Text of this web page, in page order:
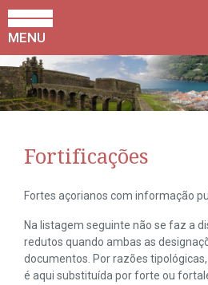
MENU
Fortificações
Fortes açorianos com informação
Na listagem seguinte não se faz a
redutos quando ambas as
documentos. Por razões
é aqui substituída por forte ou